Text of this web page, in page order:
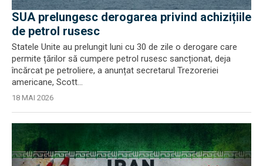
SUA prelungesc derogarea privind achizițiile
de petrol rusesc
Statele Unite au prelungit luni cu 30 de zile o derogare care
permite țărilor să cumpere petrol rusesc sancționat, deja
încărcat pe petroliere, a anunțat secretarul Trezoreriei
americane, Scott...
18 MAI 2026